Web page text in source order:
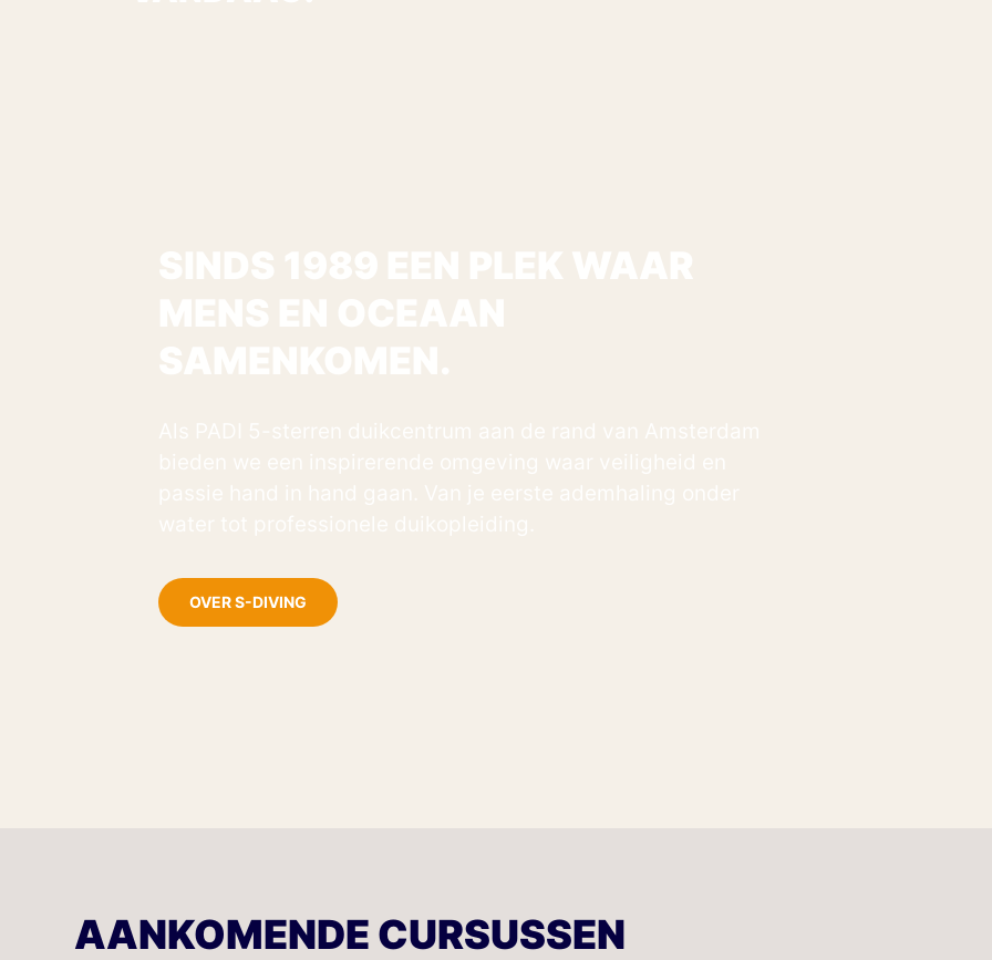
OVER S-DIVING
AANKOMENDE CURSUSSEN